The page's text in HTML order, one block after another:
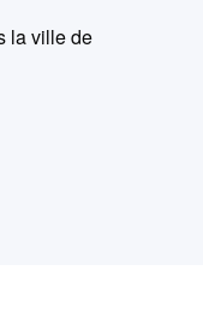
la ville de